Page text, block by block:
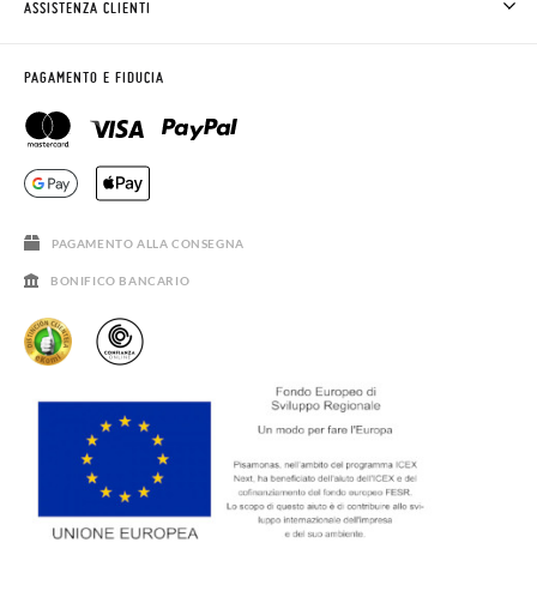
CLUB PISAMONAS
BLOG & NEWS
AVVISO LEGALE, PRIVACY E COOKIES
GUIDA ALLE TAGLIE
ASSISTENZA CLIENTI
RICHIEDERE RESO
CONTATTO
ORARIO PISAMONAS
DOMANDE FREQUENTI
PAGAMENTO E FIDUCIA
PAGAMENTO ALLA CONSEGNA
BONIFICO BANCARIO